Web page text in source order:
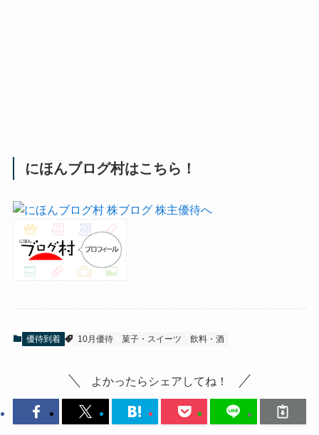
にほんブログ村はこちら！
優待到着 10月優待 菓子・スイーツ 飲料・酒
よかったらシェアしてね！